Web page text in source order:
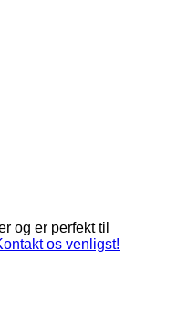
og er perfekt til
os venligst!